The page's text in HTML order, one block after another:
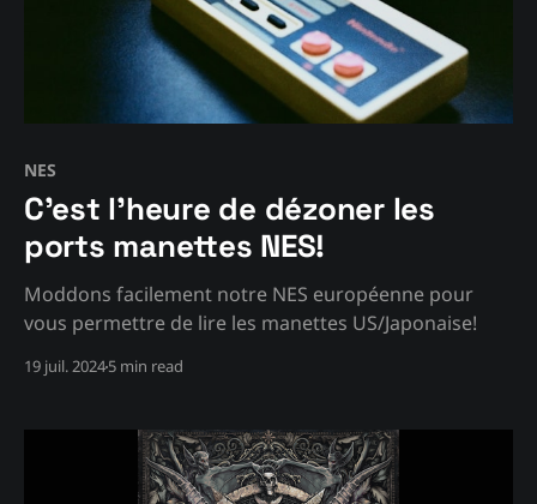
NES
C'est l'heure de dézoner les
ports manettes NES!
Moddons facilement notre NES européenne pour
vous permettre de lire les manettes US/Japonaise!
19 juil. 20245 min read